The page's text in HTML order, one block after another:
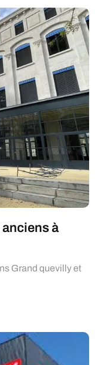
à
Grand quevilly et